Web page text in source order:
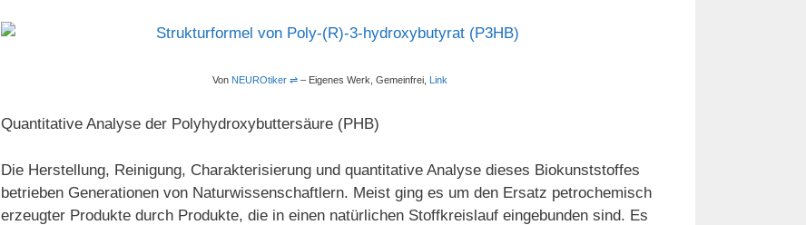
Von NEUROtiker ⇌ – Eigenes Werk , Gemeinfrei, Link
Quantitative Analyse der Polyhydroxybuttersäure (PHB)
Die Herstellung, Reinigung, Charakterisierung und quantitative Analyse dieses Biokunststoffes
betrieben Generationen von Naturwissenschaftlern. Meist ging es um den Ersatz petrochemisch
erzeugter Produkte durch Produkte, die in einen natürlichen Stoffkreislauf eingebunden sind. Es